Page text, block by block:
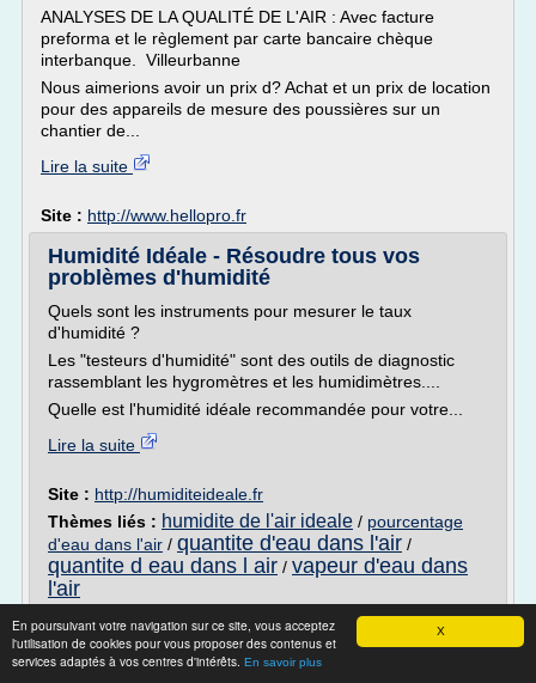
X
En poursuivant votre navigation sur ce site, vous acceptez
l'utilisation de cookies pour vous proposer des contenus et
services adaptés à vos centres d'intérêts. En savoir plus
ANALYSES DE LA QUALITÉ DE L'AIR : Avec facture
preforma et le règlement par carte bancaire chèque
interbanque. Villeurbanne
Nous aimerions avoir un prix d? Achat et un prix de location
pour des appareils de mesure des poussières sur un
chantier de...
Lire la suite
Site : http://www.hellopro.fr
Humidité Idéale - Résoudre tous vos
problèmes d'humidité
Quels sont les instruments pour mesurer le taux
d'humidité ?
Les "testeurs d'humidité" sont des outils de diagnostic
rassemblant les hygromètres et les humidimètres....
Quelle est l'humidité idéale recommandée pour votre...
Lire la suite
Site : http://humiditeideale.fr
Thèmes liés : humidite de l'air ideale / pourcentage
d'eau dans l'air / quantite d'eau dans l'air /
quantite d eau dans l air / vapeur d'eau dans
l'air
Dosage du béton et du mortier - Tout
Calculer - Accueil